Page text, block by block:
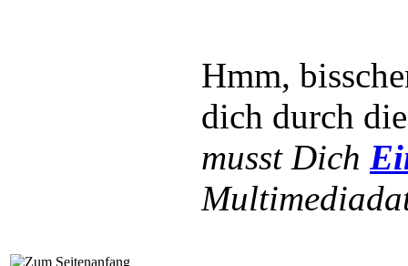
Hmm,
dich durch
musst Dich